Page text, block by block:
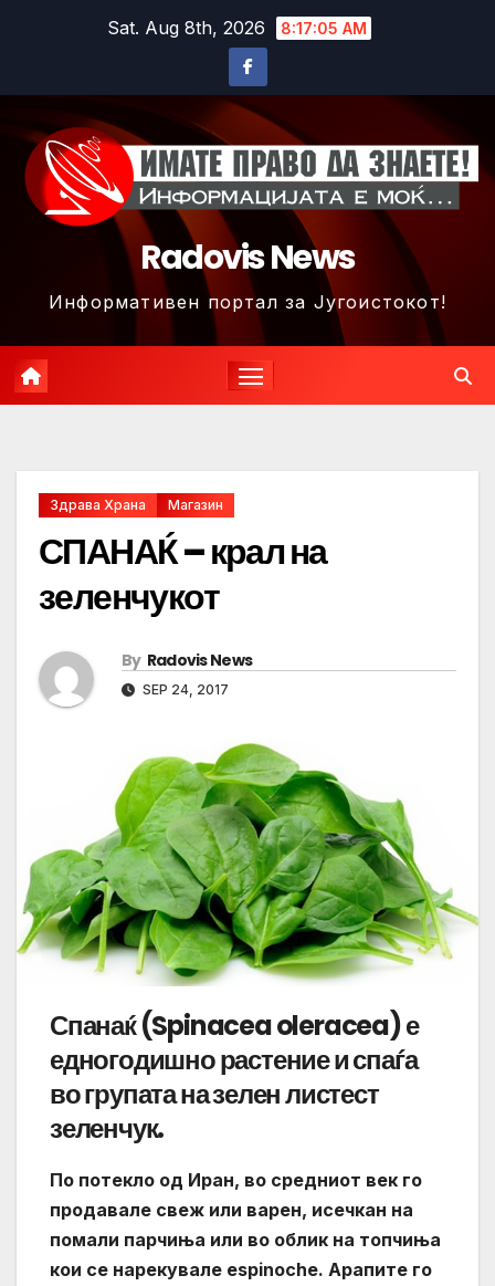
Sat. Aug 8th, 2026 8:17:08 AM
Radovis News
Информативен портал за Југоистокот!
Здрава Храна Магазин
СПАНАЌ – крал на
зеленчукот
By Radovis News
SEP 24, 2017
Спанаќ (Spinacea oleracea) е
едногодишно растение и спаѓа
во групата на зелен листест
зеленчук.
По потекло од Иран, во средниот век го
продавале свеж или варен, исечкан на
помали парчиња или во облик на топчиња
кои се нарекувале espinoche. Арапите го